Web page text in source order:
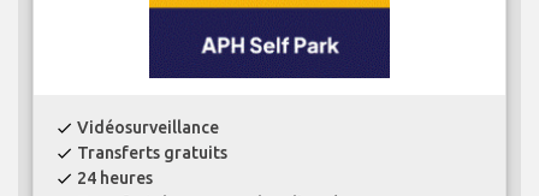
check Vidéosurveillance
check Transferts gratuits
check 24 heures